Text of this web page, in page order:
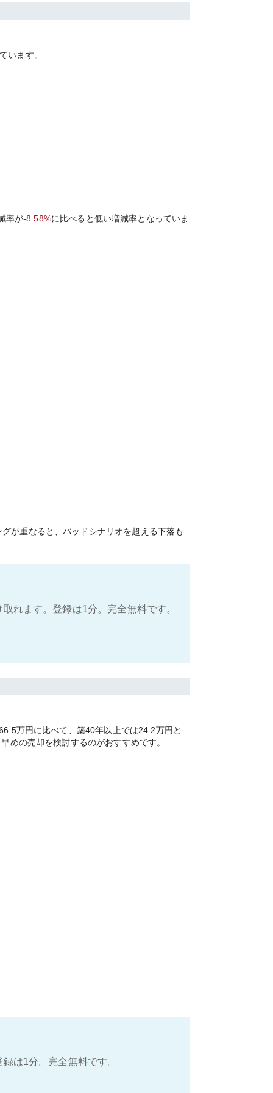
います。
率が-8.58%に比べると低い増減率となっていま
が重なると、バッドシナリオを超える下落も
れます。登録は1分。完全無料です。
万円に比べて、築40年以上では24.2万円と
めの売却を検討するのがおすすめです。
は1分。完全無料です。